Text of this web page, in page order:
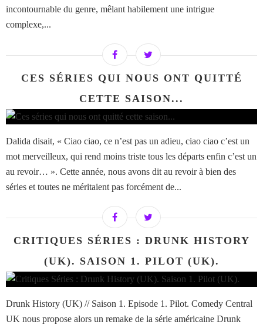
incontournable du genre, mêlant habilement une intrigue
complexe,...
CES SÉRIES QUI NOUS ONT QUITTÉ
CETTE SAISON...
Dalida disait, « Ciao ciao, ce n’est pas un adieu, ciao ciao c’est un
mot merveilleux, qui rend moins triste tous les départs enfin c’est un
au revoir… ». Cette année, nous avons dit au revoir à bien des
séries et toutes ne méritaient pas forcément de...
CRITIQUES SÉRIES : DRUNK HISTORY
(UK). SAISON 1. PILOT (UK).
Drunk History (UK) // Saison 1. Episode 1. Pilot. Comedy Central
UK nous propose alors un remake de la série américaine Drunk